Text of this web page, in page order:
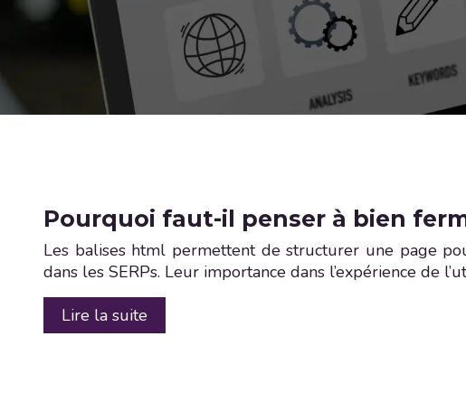
Pourquoi faut-il penser à bien
Les balises html permettent de structurer une page
dans les SERPs. Leur importance dans l’expérience de
Lire la suite